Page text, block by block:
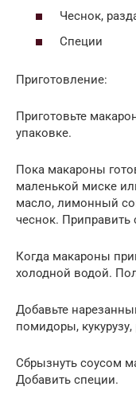
Чеснок,
Специи
Приготовление:
Приготовьте
упаковке.
Пока макароны
маленькой миске
масло, лимонный
чеснок. Приправить
Когда макароны
холодной водой.
Добавьте
помидоры,
Сбрызнуть соусом
Добавить специи.